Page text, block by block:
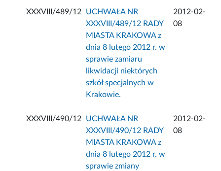
XXXVIII/489/12
UCHWAŁA NR
XXXVIII/489/12 RADY
MIASTA KRAKOWA z
dnia 8 lutego 2012 r. w
sprawie zamiaru
likwidacji niektórych
szkół specjalnych w
Krakowie.
2012-02-
08
XXXVIII/490/12
UCHWAŁA NR
XXXVIII/490/12 RADY
MIASTA KRAKOWA z
dnia 8 lutego 2012 r. w
sprawie zmiany
2012-02-
08